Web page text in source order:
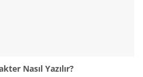
Nasıl Yazılır?